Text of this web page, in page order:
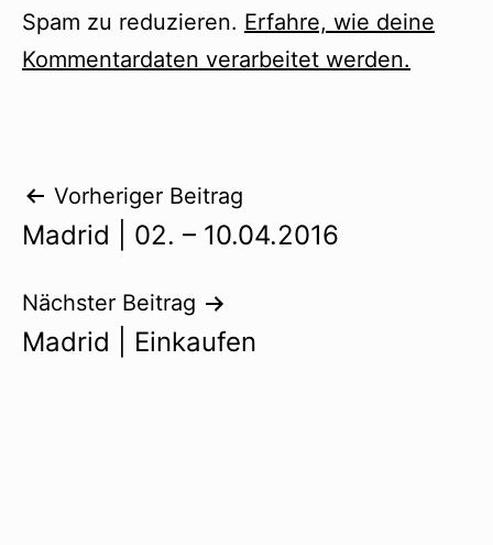
Spam zu reduzieren. Erfahre, wie deine
Kommentardaten verarbeitet werden.
Beitragsnavigation
Vorheriger Beitrag
Madrid | 02. – 10.04.2016
Nächster Beitrag
Madrid | Einkaufen